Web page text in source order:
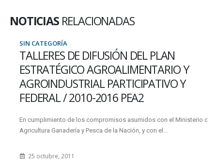
NOTICIAS RELACIONADAS
SIN CATEGORÍA
TALLERES DE DIFUSIÓN DEL PLAN
ESTRATÉGICO AGROALIMENTARIO Y
AGROINDUSTRIAL PARTICIPATIVO Y
FEDERAL / 2010-2016 PEA2
En cumplimiento de los compromisos asumidos con el Ministerio de
Agricultura Ganadería y Pesca de la Nación, y con el...
25 octubre, 2011